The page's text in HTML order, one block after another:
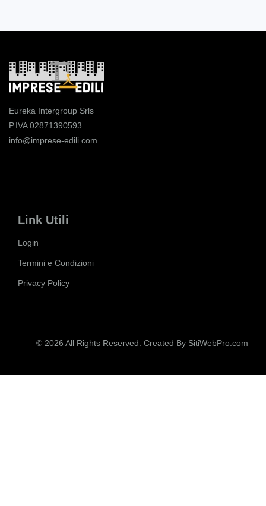
Eureka Intergroup Srls
P.IVA 02871390593
info@imprese-edili.com
Link Utili
Login
Termini e Condizioni
Privacy Policy
© 2026 All Rights Reserved. Created By SitiWebPro.com